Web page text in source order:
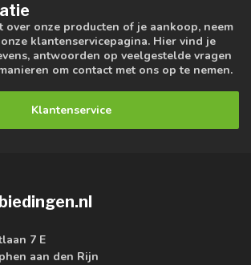
over onze producten of je aankoop, neem
klantenservicepagina. Hier vind je
antwoorden op veelgestelde vragen
om contact met ons op te nemen.
Klantenservice
7 E
aan den Rijn